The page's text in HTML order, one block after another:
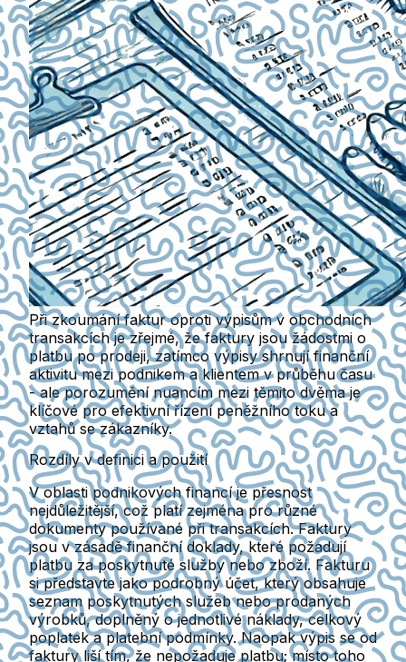
Při zkoumání faktur oproti výpisům v obchodních
transakcích je zřejmé, že faktury jsou žádostmi o
platbu po prodeji, zatímco výpisy shrnují finanční
aktivitu mezi podnikem a klientem v průběhu času
- ale porozumění nuancím mezi těmito dvěma je
klíčové pro efektivní řízení peněžního toku a
vztahů se zákazníky.
Rozdíly v definici a použití
V oblasti podnikových financí je přesnost
nejdůležitější, což platí zejména pro různé
dokumenty používané při transakcích. Faktury
jsou v zásadě finanční doklady, které požadují
platbu za poskytnuté služby nebo zboží. Fakturu
si představte jako podrobný účet, který obsahuje
seznam poskytnutých služeb nebo prodaných
výrobků, doplněný o jednotlivé náklady, celkový
poplatek a platební podmínky. Naopak výpis se od
faktury liší tím, že nepožaduje platbu; místo toho